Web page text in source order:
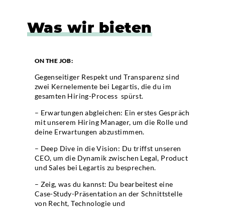
Was wir bieten
ON THE JOB:
Gegenseitiger Respekt und Transparenz sind
zwei Kernelemente bei Legartis, die du im
gesamten Hiring-Process spürst.
– Erwartungen abgleichen: Ein erstes Gespräch
mit unserem Hiring Manager, um die Rolle und
deine Erwartungen abzustimmen.
– Deep Dive in die Vision: Du triffst unseren
CEO, um die Dynamik zwischen Legal, Product
und Sales bei Legartis zu besprechen.
– Zeig, was du kannst: Du bearbeitest eine
Case-Study-Präsentation an der Schnittstelle
von Recht, Technologie und